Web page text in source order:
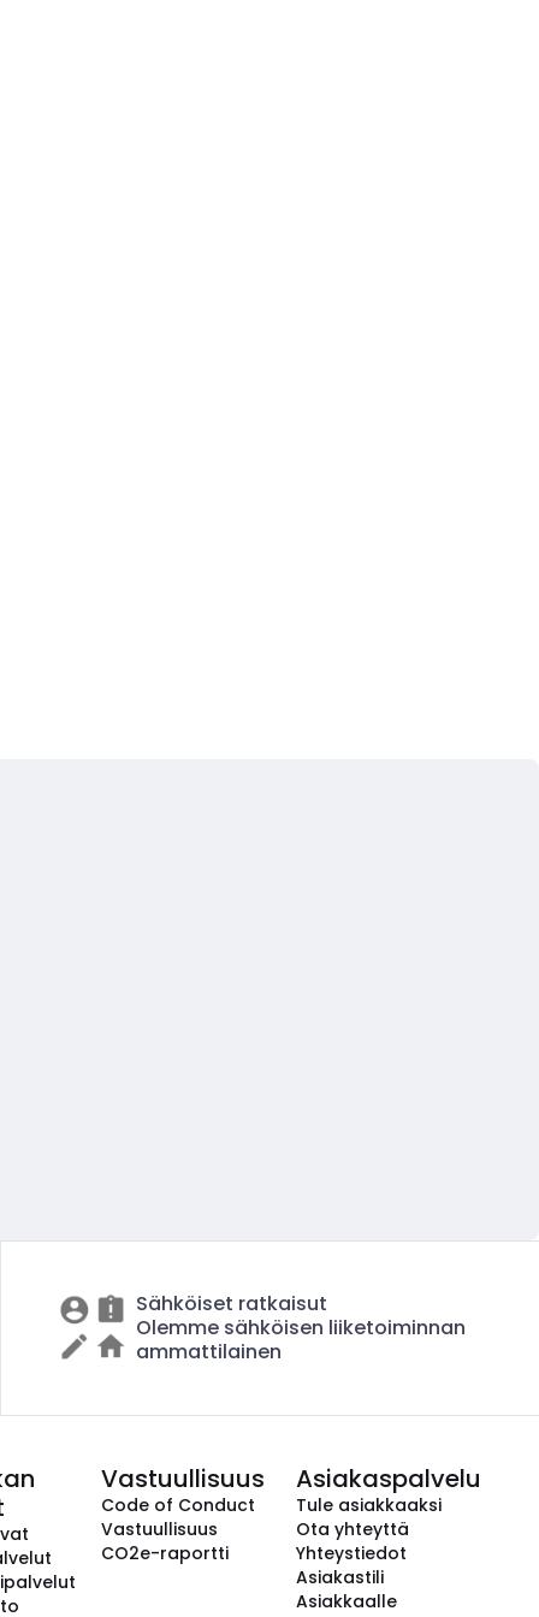
Sähköiset ratkaisut
Olemme sähköisen liiketoiminnan
ammattilainen
Vastuullisuus
Code of Conduct
Vastuullisuus
CO2e-raportti
Asiakaspalvelu
Tule asiakkaaksi
Ota yhteyttä
Yhteystiedot
Asiakastili
Asiakkaalle